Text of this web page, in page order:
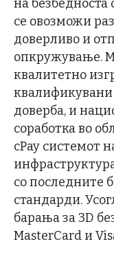
на
се овозможи
доверливо и
опкружување.
квалитетно
квалификувани
доверба, и
соработка во
cPay системот
со последните
стандарди.
барања за 3D
MasterCard и